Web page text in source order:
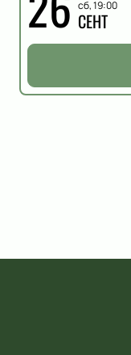
сб, 19:00
СЕНТ